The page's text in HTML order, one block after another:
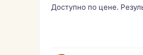
Доступно по цене.